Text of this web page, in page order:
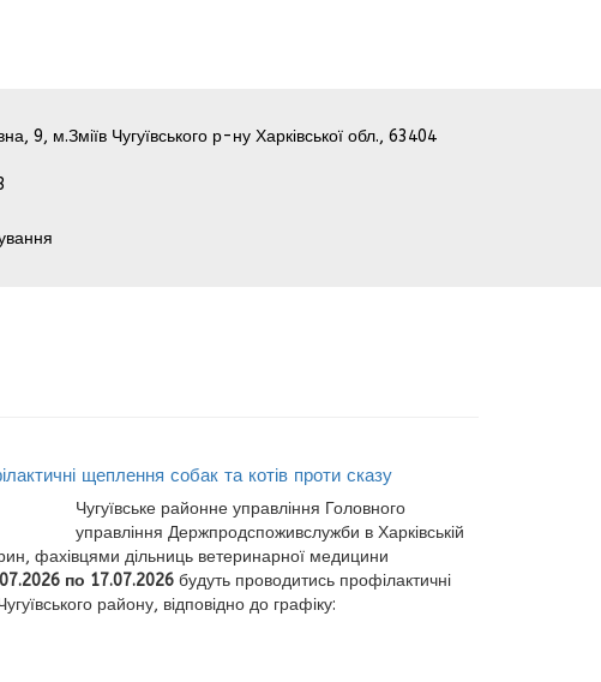
9, м.Зміїв Чугуївського р-ну Харківської обл., 63404
щеплення собак та котів проти сказу
Чугуївське районне управління Головного
управління Держпродспоживслужби в Харківській
фахівцями дільниць ветеринарної медицини
по 17.07.2026 будуть проводитись профілактичні
району, відповідно до графіку: